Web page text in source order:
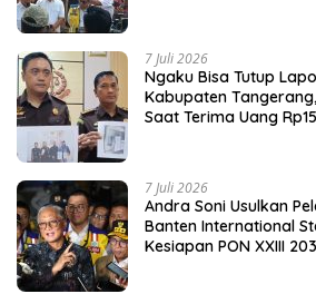
7 Juli 2026
Ngaku Bisa Tutup
Kabupaten
Saat Terima Uang
7 Juli 2026
Andra Soni Usulkan
Banten International
Kesiapan PON XXIII